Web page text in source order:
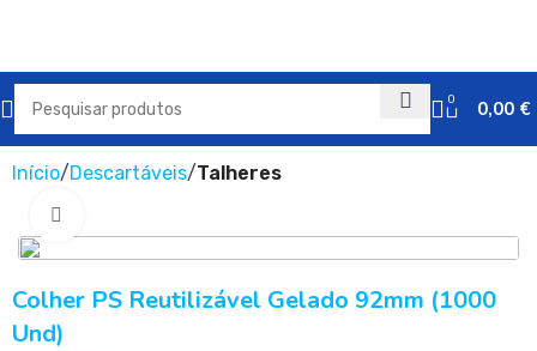
0 0,00 €
Início Descartáveis Talheres
Colher PS Reutilizável Gelado 92mm (1000
Und)